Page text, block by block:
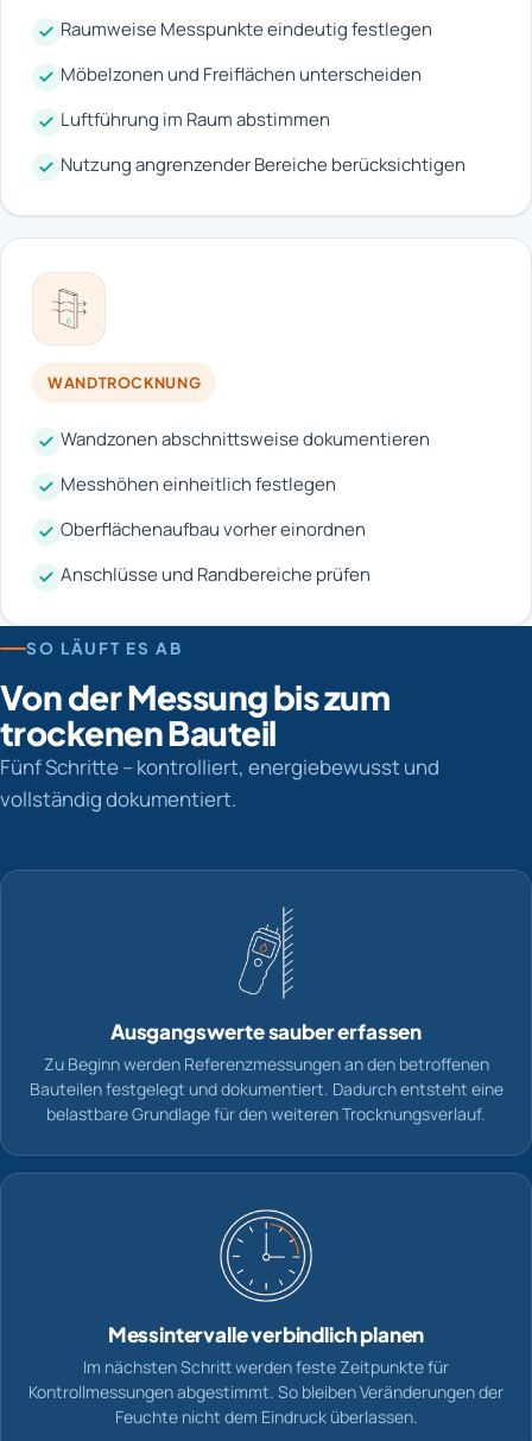
Raumweise Messpunkte eindeutig festlegen
Möbelzonen und Freiflächen unterscheiden
Luftführung im Raum abstimmen
Nutzung angrenzender Bereiche berücksichtigen
WANDTROCKNUNG
Wandzonen abschnittsweise dokumentieren
Messhöhen einheitlich festlegen
Oberflächenaufbau vorher einordnen
Anschlüsse und Randbereiche prüfen
SO LÄUFT ES AB
Von der Messung bis zum
trockenen Bauteil
Fünf Schritte – kontrolliert, energiebewusst und
vollständig dokumentiert.
Ausgangswerte sauber erfassen
Zu Beginn werden Referenzmessungen an den betroffenen
Bauteilen festgelegt und dokumentiert. Dadurch entsteht eine
belastbare Grundlage für den weiteren Trocknungsverlauf.
Messintervalle verbindlich planen
Im nächsten Schritt werden feste Zeitpunkte für
Kontrollmessungen abgestimmt. So bleiben Veränderungen der
Feuchte nicht dem Eindruck überlassen.